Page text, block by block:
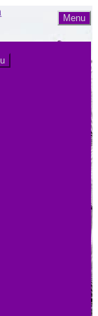
Menu